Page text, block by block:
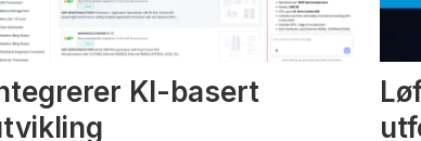
KI-basert